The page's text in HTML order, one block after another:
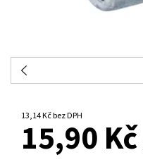
13,14 Kč bez DPH
15,90 Kč